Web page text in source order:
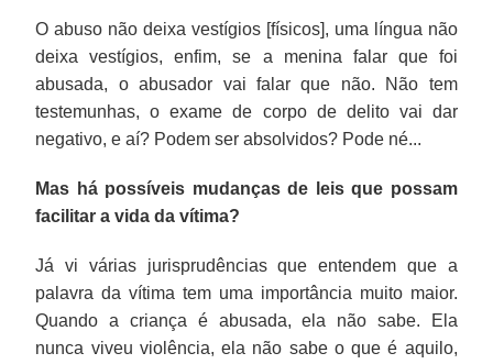
O abuso não deixa vestígios [físicos], uma língua não
deixa vestígios, enfim, se a menina falar que foi
abusada, o abusador vai falar que não. Não tem
testemunhas, o exame de corpo de delito vai dar
negativo, e aí? Podem ser absolvidos? Pode né...
Mas há possíveis mudanças de leis que possam
facilitar a vida da vítima?
Já vi várias jurisprudências que entendem que a
palavra da vítima tem uma importância muito maior.
Quando a criança é abusada, ela não sabe. Ela
nunca viveu violência, ela não sabe o que é aquilo,